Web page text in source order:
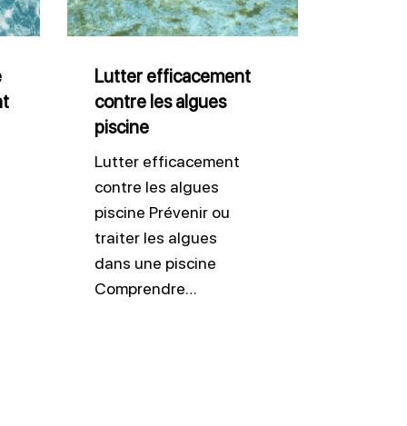
les
algues
piscineLutter efficacement
contre les algues
piscine
Lutter efficacement
contre les algues
piscine Prévenir ou
traiter les algues
dans une piscine
Comprendre…